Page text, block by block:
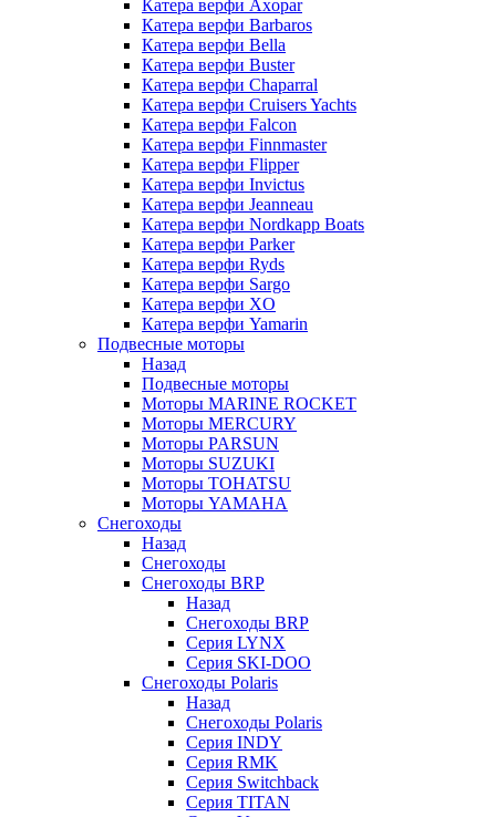
Катера верфи Axopar
Катера верфи Barbaros
Катера верфи Bella
Катера верфи Buster
Катера верфи Chaparral
Катера верфи Cruisers Yachts
Катера верфи Falcon
Катера верфи Finnmaster
Катера верфи Flipper
Катера верфи Invictus
Катера верфи Jeanneau
Катера верфи Nordkapp Boats
Катера верфи Parker
Катера верфи Ryds
Катера верфи Sargo
Катера верфи XO
Катера верфи Yamarin
Подвесные моторы
Назад
Подвесные моторы
Моторы MARINE ROCKET
Моторы MERCURY
Моторы PARSUN
Моторы SUZUKI
Моторы TOHATSU
Моторы YAMAHA
Снегоходы
Назад
Снегоходы
Снегоходы BRP
Назад
Снегоходы BRP
Серия LYNX
Серия SKI-DOO
Снегоходы Polaris
Назад
Снегоходы Polaris
Серия INDY
Серия RMK
Серия Switchback
Серия TITAN